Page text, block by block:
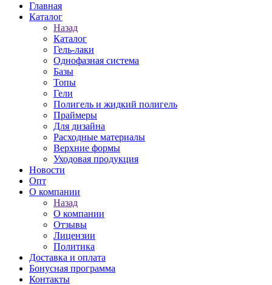
Главная
Каталог
Назад
Каталог
Гель-лаки
Однофазная система
Базы
Топы
Гели
Полигель и жидкий полигель
Праймеры
Для дизайна
Расходные материалы
Верхние формы
Уходовая продукция
Новости
Опт
О компании
Назад
О компании
Отзывы
Лицензии
Политика
Доставка и оплата
Бонусная программа
Контакты